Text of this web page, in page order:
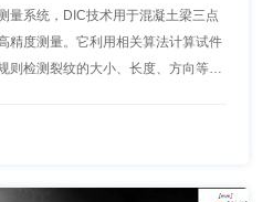
量系统，DIC技术用于混凝土梁三点
精度测量。它利用相关算法计算试件
则检测裂纹的大小、长度、方向等特